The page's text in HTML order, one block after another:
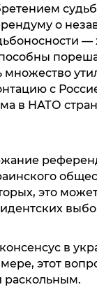
о
множество
с
в НАТО
это
в
этот
раскольным.